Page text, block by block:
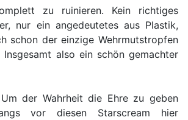
zu ruinieren. Kein richtiges
nur ein angedeutetes aus Plastik,
schon der einzige Wehrmutstropfen
Insgesamt also ein schön gemachter
Um der Wahrheit die Ehre zu geben
vor diesen Starscream hier